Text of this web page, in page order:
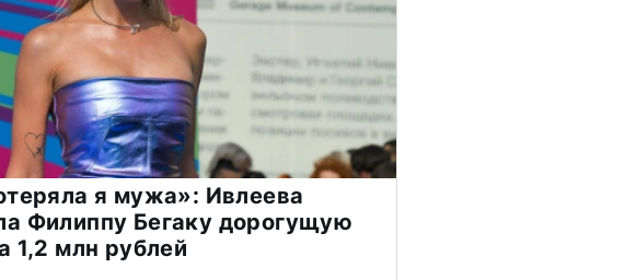
я мужа»: Ивлеева
Филиппу Бегаку дорогущую
1,2 млн рублей